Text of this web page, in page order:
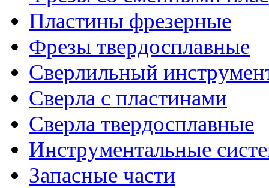
Пластины фрезерные
Фрезы твердосплавные
Сверлильный
Сверла с пластинами
Сверла твердосплавные
Инструментальные
Запасные части